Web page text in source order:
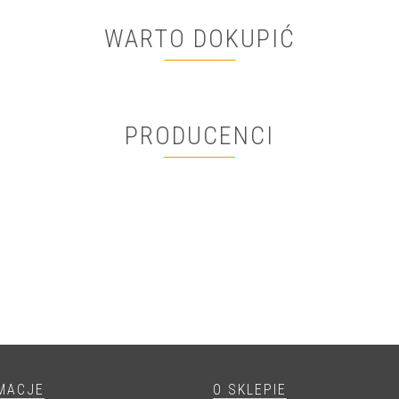
WARTO DOKUPIĆ
PRODUCENCI
O SKLEPIE